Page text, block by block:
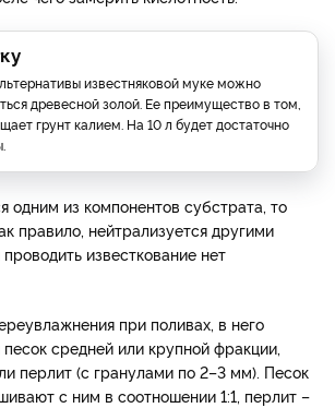
известняковой муке можно
древесной золой. Ее преимущество в том,
грунт калием. На 10 л будет достаточно
одним из компонентов субстрата, то
правило, нейтрализуется другими
известкование нет
при поливах, в него
средней или крупной фракции,
перлит (с гранулами по 2–3 мм). Песок
с ним в соотношении 1:1, перлит –